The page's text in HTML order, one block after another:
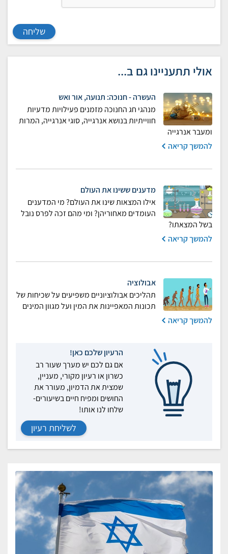
שליחה
אולי תתעניינו גם ב...
העשרה - חנוכה: תנועה, אור ואש
מנהגי חג החנוכה מזמנים פעילויות מדעיות
חווייתיות בנושא אנרגייה, סוגי אנרגייה, המרות
ומעבר אנרגייה
להמשך קריאה
מדענים ששינו את העולם
אילו המצאות שינו את העולם? מי המדענים
העומדים מאחוריהן? ומי מהם זכה לפרס נובל
בשל המצאתו?
להמשך קריאה
אבולוציה
תהליכים אבולוציוניים משפיעים על שכיחות של
תכונות המאפיינות את המין ועל מגוון המינים
להמשך קריאה
הרעיון שלכם כאן!
אם גם לכם יש מערך שעור רב
כשרון או רעיון מקורי, מעניין,
שמצית את הדמיון, מעורר את
החושים ומפיח חיים בשיעורים-
שלחו לנו אותו!
לשליחת רעיון